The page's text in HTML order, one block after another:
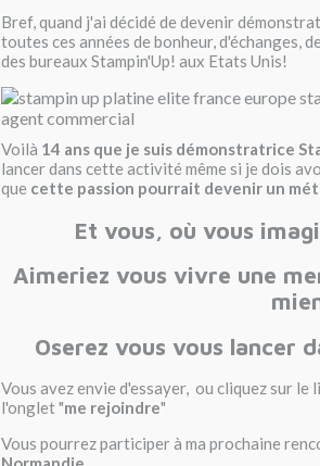
Bref, quand j'ai décidé de devenir
toutes ces années de bonheur, d'échanges,
des bureaux Stampin'Up! aux Etats Unis!
Voilà 14 ans que je suis démonstratrice
lancer dans cette activité même si je dois
que cette passion pourrait devenir un
Et vous, où vous
Aimeriez vous vivre une
Oserez vous vous lancer
Vous avez envie d'essayer, ou cliquez sur le
l'onglet "me rejoindre"
Vous pourrez participer à ma prochaine